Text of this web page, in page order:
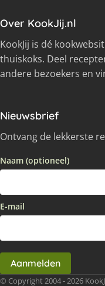
Over KookJij.nl
KookJij is dé
thuiskoks. Deel
andere bezoekers en
Nieuwsbrief
Ontvang de lekkerste
Naam (optioneel)
E-mail
Aanmelden
© Copyright 2004 - 2026